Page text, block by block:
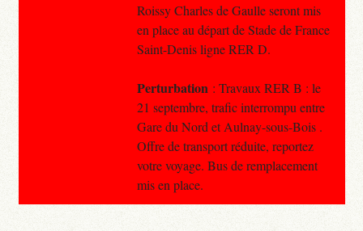
Roissy Charles de Gaulle seront mis
en place au départ de Stade de France
Saint-Denis ligne RER D.
Perturbation : Travaux RER B : le
21 septembre, trafic interrompu entre
Gare du Nord et Aulnay-sous-Bois .
Offre de transport réduite, reportez
votre voyage. Bus de remplacement
mis en place.